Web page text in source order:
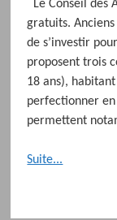
Le Conseil des
gratuits.
de s’investir
proposent trois
18 ans),
perfectionner en
permettent
Suite...